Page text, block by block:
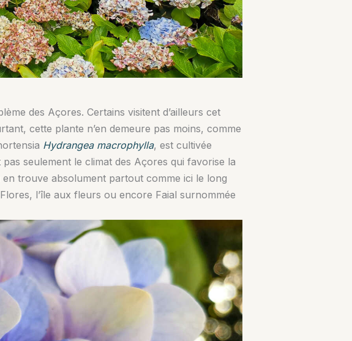
des Açores. Certains visitent d’ailleurs cet
cette plante n’en demeure pas moins, comme
Hydrangea macrophylla, est cultivée
pas seulement le climat des Açores qui favorise la
en trouve absolument partout comme ici le long
l’île aux fleurs ou encore Faial surnommée